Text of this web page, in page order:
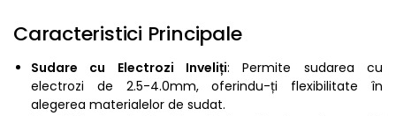
Caracteristici Principale
Sudare cu Electrozi Inveliți: Permite sudarea cu
electrozi de 2.5-4.0mm, oferindu-ți flexibilitate în
alegerea materialelor de sudat.